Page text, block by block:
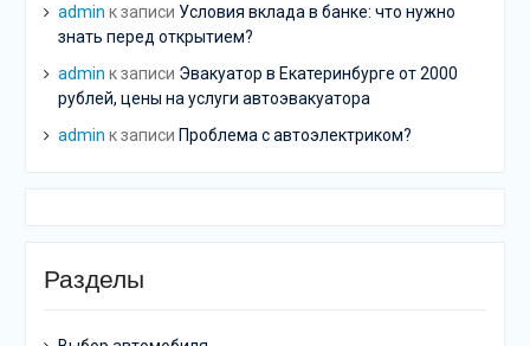
admin к записи Условия вклада в банке: что нужно
знать перед открытием?
admin к записи Эвакуатор в Екатеринбурге от 2000
рублей, цены на услуги автоэвакуатора
admin к записи Проблема с автоэлектриком?
Разделы